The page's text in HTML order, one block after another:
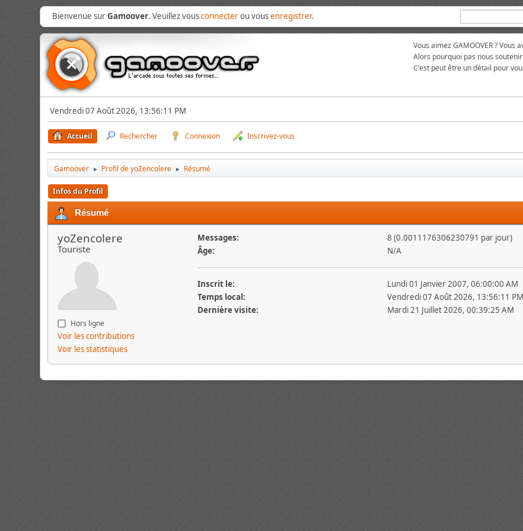
Bienvenue surGamoover. Veuillez vousconnecterou vousenregistrer.
Vous aimez GAMOOVER ?
Alors pourquoi pas nous
C'est peut être un détail pour
Vendredi 07 Août 2026, 13:56:11 PM
Accueil Rechercher Connexion Inscrivez-vous
Gamoover ► Profil de yoZencolere ► Résumé
Infos du Profil
Résumé
yoZencolere
Touriste
Hors ligne
Voir les contributions
Voir les statistiques
Messages:
8 (0.0011176306230791 par jour)
Âge:
N/A
Inscrit le:
Lundi 01 Janvier 2007, 06:00:00 AM
Temps local:
Vendredi 07 Août 2026, 13:56:11 PM
Dernière visite:
Mardi 21 Juillet 2026, 00:39:25 AM